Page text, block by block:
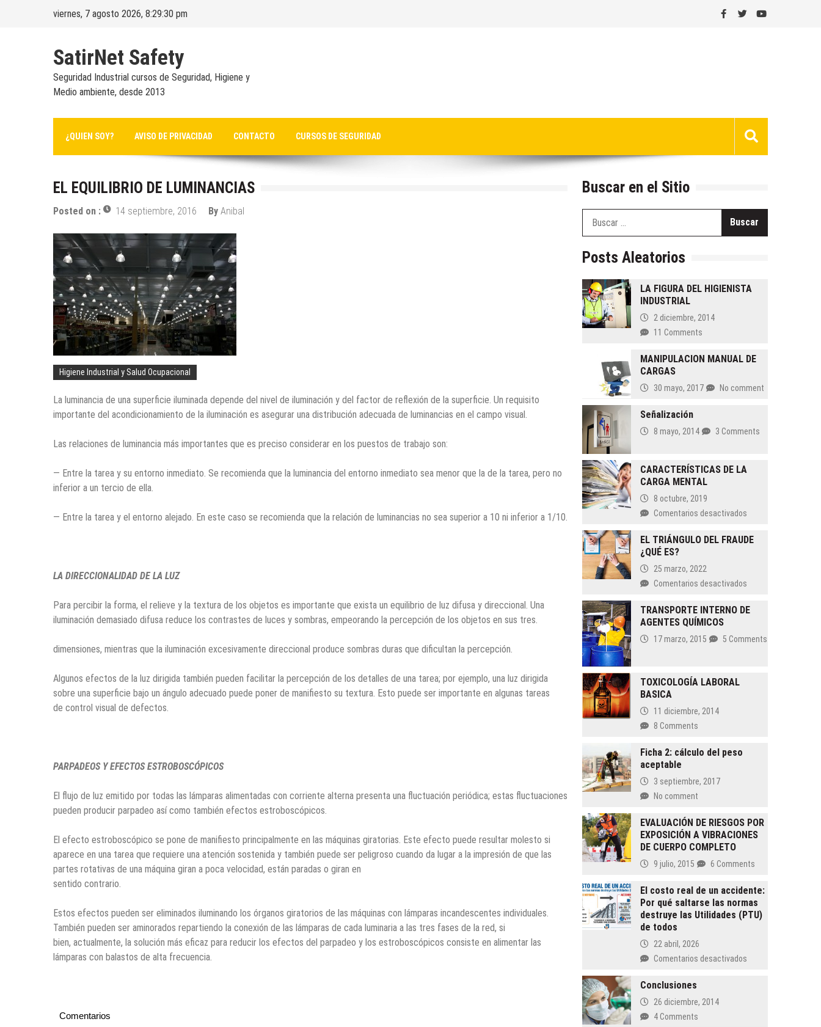
viernes, 7 agosto 2026, 8:29:30 pm
SatirNet Safety
Seguridad Industrial cursos de Seguridad, Higiene y
Medio ambiente, desde 2013
¿QUIEN SOY? AVISO DE PRIVACIDAD CONTACTO CURSOS DE SEGURIDAD
EL EQUILIBRIO DE LUMINANCIAS
Posted on : 14 septiembre, 2016 By Anibal
Higiene Industrial y Salud Ocupacional
La luminancia de una superficie iluminada depende del nivel de iluminación y del factor de reflexión de la superficie. Un requisito
importante del acondicionamiento de la iluminación es asegurar una distribución adecuada de luminancias en el campo visual.
Las relaciones de luminancia más importantes que es preciso considerar en los puestos de trabajo son:
— Entre la tarea y su entorno inmediato. Se recomienda que la luminancia del entorno inmediato sea menor que la de la tarea, pero no
inferior a un tercio de ella.
— Entre la tarea y el entorno alejado. En este caso se recomienda que la relación de luminancias no sea superior a 10 ni inferior a 1/10.
LA DIRECCIONALIDAD DE LA LUZ
Para percibir la forma, el relieve y la textura de los objetos es importante que exista un equilibrio de luz difusa y direccional. Una
iluminación demasiado difusa reduce los contrastes de luces y sombras, empeorando la percepción de los objetos en sus tres.
dimensiones, mientras que la iluminación excesivamente direccional produce sombras duras que dificultan la percepción.
Algunos efectos de la luz dirigida también pueden facilitar la percepción de los detalles de una tarea; por ejemplo, una luz dirigida
sobre una superﬁcie bajo un ángulo adecuado puede poner de manifiesto su textura. Esto puede ser importante en algunas tareas
de control visual de defectos.
PARPADEOS Y EFECTOS ESTROBOSCÓPICOS
El flujo de luz emitido por todas las lámparas alimentadas con corriente alterna presenta una fluctuación periódica; estas fluctuaciones
pueden producir parpadeo así como también efectos estroboscópicos.
El efecto estroboscópico se pone de manifiesto principalmente en las máquinas giratorias. Este efecto puede resultar molesto si
aparece en una tarea que requiere una atención sostenida y también puede ser peligroso cuando da lugar a la impresión de que las
partes rotativas de una máquina giran a poca velocidad, están paradas o giran en
sentido contrario.
Estos efectos pueden ser eliminados iluminando los órganos giratorios de las máquinas con lámparas incandescentes individuales.
También pueden ser aminorados repartiendo la conexión de las lámparas de cada luminaria a las tres fases de la red, si
bien, actualmente, la solución más eficaz para reducir los efectos del parpadeo y los estroboscópicos consiste en alimentar las
lámparas con balastos de alta frecuencia.
Comentarios
Buscar en el Sitio
Posts Aleatorios
LA FIGURA DEL HIGIENISTA
INDUSTRIAL
2 diciembre, 2014
11 Comments
MANIPULACION MANUAL DE
CARGAS
30 mayo, 2017 No comment
Señalización
8 mayo, 2014 3 Comments
CARACTERÍSTICAS DE LA
CARGA MENTAL
8 octubre, 2019
Comentarios desactivadosen
DE
EL TRIÁNGULO DEL FRAUDE
¿QUÉ ES?
25 marzo, 2022
Comentarios desactivadosen
TRIÁNGULO
FRAUDE
TRANSPORTE INTERNO DE
AGENTES QUÍMICOS
17 marzo, 2015 5 Comments
TOXICOLOGÍA LABORAL
BASICA
11 diciembre, 2014
8 Comments
Ficha 2: cálculo del peso
aceptable
3 septiembre, 2017
No comment
EVALUACIÓN DE RIESGOS POR
EXPOSICIÓN A VIBRACIONES
DE CUERPO COMPLETO
9 julio, 2015 6 Comments
El costo real de un accidente:
Por qué saltarse las normas
destruye las Utilidades (PTU)
de todos
22 abril, 2026
Comentarios desactivadosen
Conclusiones
26 diciembre, 2014
4 Comments